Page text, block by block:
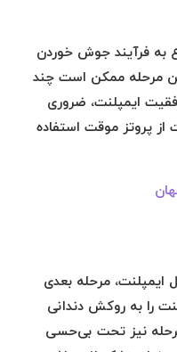
به فرآیند جوش خوردن
مرحله ممکن است چند
ایمپلنت، ضروری
پروتز موقت استفاده
مرحله بعدی
را به روکش دندانی
نیز تحت بی‌حسی